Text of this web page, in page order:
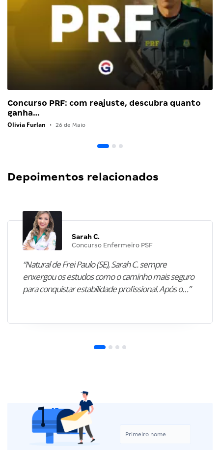
Concurso PRF: com reajuste, descubra quanto
ganha…
Olivia Furlan • 26 de Maio
Depoimentos relacionados
Sarah C.
Concurso Enfermeiro PSF
“Natural de Frei Paulo (SE), Sarah C. sempre
enxergou os estudos como o caminho mais seguro
para conquistar estabilidade profissional. Após o…”